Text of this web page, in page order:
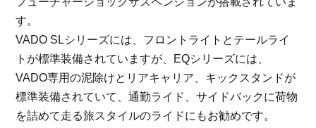
す。
VADO SLシリーズには、フロントライトとテールライ
トが標準装備されていますが、EQシリーズには、
VADO専用の泥除けとリアキャリア、キックスタンドが
標準装備されていて、通勤ライド、サイドバックに荷物
を詰めて走る旅スタイルのライドにもお勧めです。